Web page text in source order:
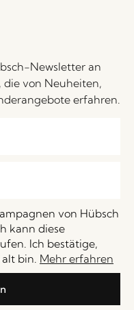
Newsletter an
die von Neuheiten,
erfahren.
von Hübsch
kann diese
Ich bestätige,
bin. Mehr erfahren